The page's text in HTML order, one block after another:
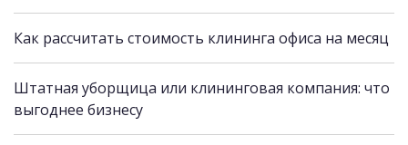
Как рассчитать стоимость клининга офиса на месяц
Штатная уборщица или клининговая компания: что
выгоднее бизнесу